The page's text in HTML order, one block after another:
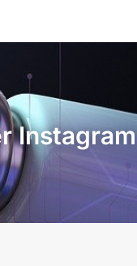
Instagram